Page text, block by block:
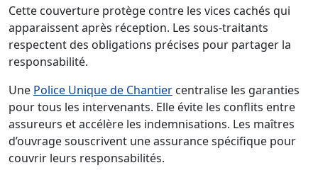
Cette couverture protège contre les vices cachés qui
apparaissent après réception. Les sous-traitants
respectent des obligations précises pour partager la
responsabilité.
Une Police Unique de Chantier centralise les garanties
pour tous les intervenants. Elle évite les conflits entre
assureurs et accélère les indemnisations. Les maîtres
d’ouvrage souscrivent une assurance spécifique pour
couvrir leurs responsabilités.